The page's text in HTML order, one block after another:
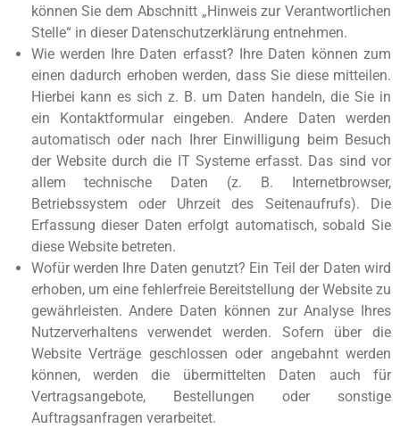
können Sie dem Abschnitt „Hinweis zur Verantwortlichen
Stelle“ in dieser Datenschutzerklärung entnehmen.
Wie werden Ihre Daten erfasst? Ihre Daten können zum
einen dadurch erhoben werden, dass Sie diese mitteilen.
Hierbei kann es sich z. B. um Daten handeln, die Sie in
ein Kontaktformular eingeben. Andere Daten werden
automatisch oder nach Ihrer Einwilligung beim Besuch
der Website durch die IT Systeme erfasst. Das sind vor
allem technische Daten (z. B. Internetbrowser,
Betriebssystem oder Uhrzeit des Seitenaufrufs). Die
Erfassung dieser Daten erfolgt automatisch, sobald Sie
diese Website betreten.
Wofür werden Ihre Daten genutzt? Ein Teil der Daten wird
erhoben, um eine fehlerfreie Bereitstellung der Website zu
gewährleisten. Andere Daten können zur Analyse Ihres
Nutzerverhaltens verwendet werden. Sofern über die
Website Verträge geschlossen oder angebahnt werden
können, werden die übermittelten Daten auch für
Vertragsangebote, Bestellungen oder sonstige
Auftragsanfragen verarbeitet.